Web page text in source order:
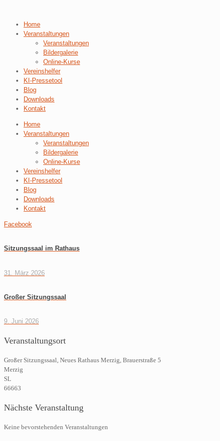
Home
Veranstaltungen
Veranstaltungen
Bildergalerie
Online-Kurse
Vereinshelfer
KI-Pressetool
Blog
Downloads
Kontakt
Home
Veranstaltungen
Veranstaltungen
Bildergalerie
Online-Kurse
Vereinshelfer
KI-Pressetool
Blog
Downloads
Kontakt
Facebook
Sitzungssaal im Rathaus
31. März 2026
Großer Sitzungssaal
9. Juni 2026
Veranstaltungsort
Großer Sitzungssaal, Neues Rathaus Merzig, Brauerstraße 5
Merzig
SL
66663
Nächste Veranstaltung
Keine bevorstehenden Veranstaltungen